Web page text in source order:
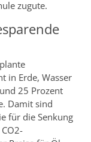
zugute.
in Erde, Wasser
25 Prozent
Damit sind
für die Senkung